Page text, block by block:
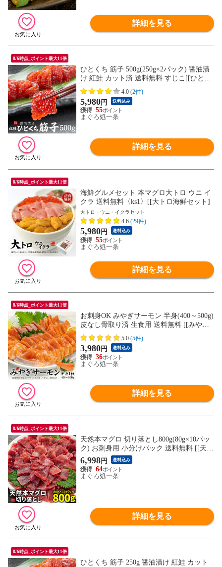
詳細を見る
8/6時点_ポイント最大11倍
ひとくち 筋子 500g(250g×2パック) 醤油漬
け 紅鮭 カット済 送料無料 すじこ[[ひとく
ち筋子250g-2p]
4.0 (2件)
5,980円 送料込み
55
まぐろ処一条
詳細を見る
8/6時点_ポイント最大11倍
海鮮グルメセット 本マグロ大トロ ウニ イ
クラ 送料無料〈ks1〉[[大トロ海鮮セット]
大トロ・ウニ・イクラセット
4.6 (29件)
5,980円 送料込み
55
まぐろ処一条
詳細を見る
8/6時点_ポイント最大11倍
お刺身OK みやぎサーモン 半身(400～500g)
皮なし骨取り済 生食用 送料無料 [[みやぎ
サーモン]
5.0 (5件)
3,980円 送料込み
36
まぐろ処一条
詳細を見る
8/6時点_ポイント最大11倍
天然本マグロ 切り落とし800g(80g×10パッ
ク) お刺身用 小分けパック 送料無料 [[天然
本マグロ切り落とし80g-10p]
6,998円 送料込み
64
まぐろ処一条
詳細を見る
8/6時点_ポイント最大11倍
ひとくち 筋子 250g 醤油漬け 紅鮭 カット